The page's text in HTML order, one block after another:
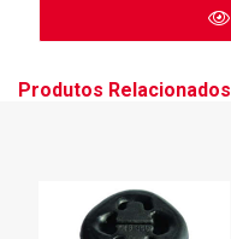
Produtos Relacionados